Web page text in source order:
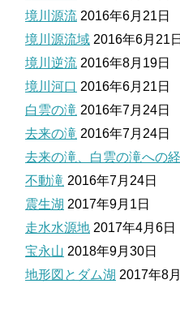
境川源流 2016年6月21日
境川源流域 2016年6月21日
境川逆流 2016年8月19日
境川河口 2016年6月21日
白雲の滝 2016年7月24日
去来の滝 2016年7月24日
去来の滝、白雲の滝への
不動滝 2016年7月24日
震生湖 2017年9月1日
走水水源地 2017年4月6日
宝永山 2018年9月30日
地形図とダム湖 2017年8